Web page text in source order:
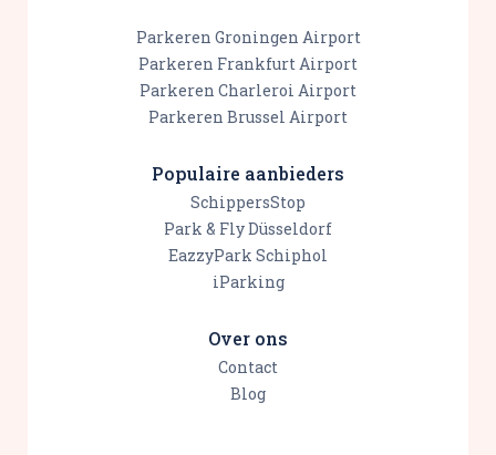
Parkeren Groningen Airport
Parkeren Frankfurt Airport
Parkeren Charleroi Airport
Parkeren Brussel Airport
Populaire aanbieders
SchippersStop
Park & Fly Düsseldorf
EazzyPark Schiphol
iParking
Over ons
Contact
Blog